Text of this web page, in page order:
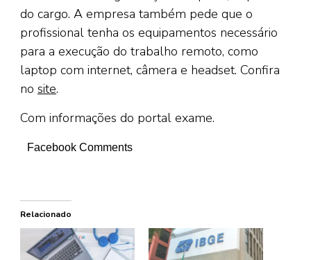
do cargo. A empresa também pede que o
profissional tenha os equipamentos necessário
para a execução do trabalho remoto, como
laptop com internet, câmera e headset. Confira
no site.
Com informações do portal exame.
Facebook Comments
Relacionado